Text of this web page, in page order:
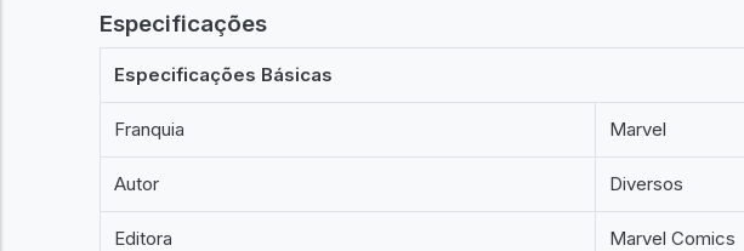
Especificações
Especificações Básicas
Franquia Marvel
Autor Diversos
Editora Marvel Comics